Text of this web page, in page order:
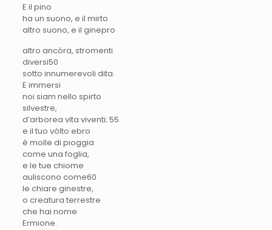
E il pino
ha un suono, e il mirto
altro suono, e il ginepro
altro ancóra, stromenti
diversi50
sotto innumerevoli dita.
E immersi
noi siam nello spirto
silvestre,
d’arborea vita viventi; 55
e il tuo vólto ebro
è molle di pioggia
come una foglia,
e le tue chiome
auliscono come60
le chiare ginestre,
o creatura terrestre
che hai nome
Ermione.